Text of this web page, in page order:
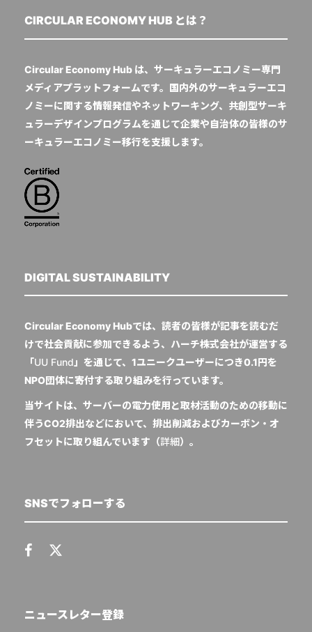
CIRCULAR ECONOMY HUB とは？
Circular Economy Hub は、サーキュラーエコノミー専門
メディアプラットフォームです。国内外のサーキュラーエコ
ノミーに関する情報発信やネットワーキング、共創型サーキ
ュラーデザインプログラムを通じて企業や自治体の皆様のサ
ーキュラーエコノミー移行を支援します。
DIGITAL SUSTAINABILITY
Circular Economy Hubでは、読者の皆様が記事を読むだ
けで社会貢献に参加できるよう、ハーチ株式会社が運営する
「UU Fund 」を通じて、1ユニークユーザーにつき0.1円を
NPO団体に寄付する取り組みを行っています。
当サイトは、サーバーの電力使用と取材活動のための移動に
伴うCO2排出などにおいて、排出削減およびカーボン・オ
フセットに取り組んでいます（詳細）。
SNSでフォローする
ニュースレター登録